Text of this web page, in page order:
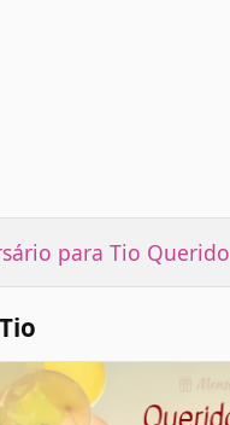
para Tio Querido